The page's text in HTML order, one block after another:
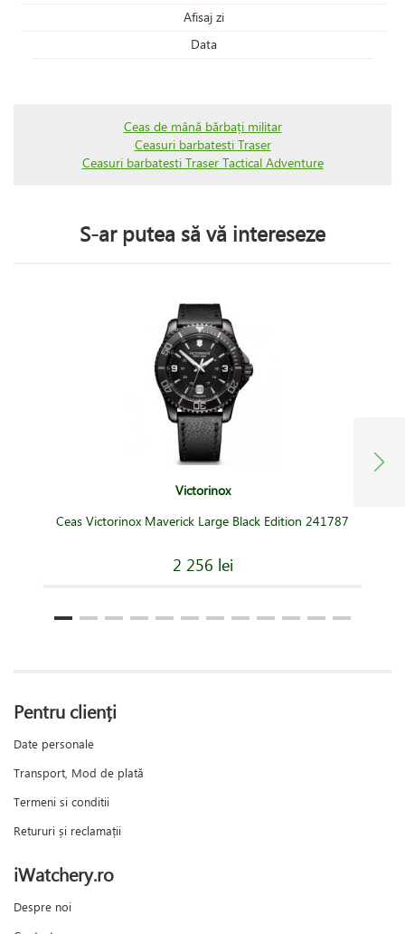
Afisaj zi
Data
Ceas de mână bărbați militar
Ceasuri barbatesti Traser
Ceasuri barbatesti Traser Tactical Adventure
S-ar putea să vă intereseze
Victorinox
Ceas Victorinox Maverick Large Black Edition 241787
2 256 lei
Pentru clienți
Date personale
Transport, Mod de plată
Termeni si conditii
Retururi și reclamații
iWatchery.ro
Despre noi